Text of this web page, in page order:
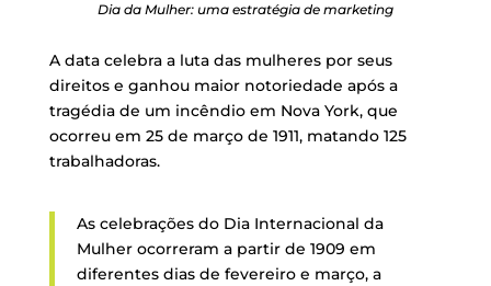
Dia da Mulher: uma estratégia de marketing
A data celebra a luta das mulheres por seus
direitos e ganhou maior notoriedade após a
tragédia de um incêndio em Nova York, que
ocorreu em 25 de março de 1911, matando 125
trabalhadoras.
As celebrações do Dia Internacional da
Mulher ocorreram a partir de 1909 em
diferentes dias de fevereiro e março, a